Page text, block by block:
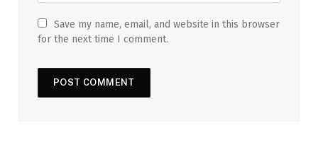
Save my name, email, and website in this browser
for the next time I comment.